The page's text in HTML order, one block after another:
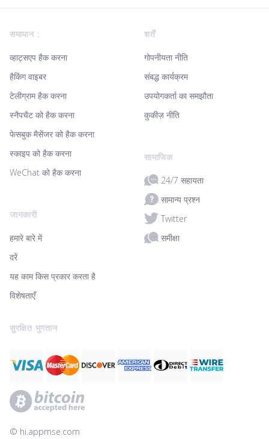
समाधान :
व्हाट्सएप हैक करना
हैकिंग वाइबर
टेलीग्राम हैक करना
स्नैपचैट को हैक करना
फेसबुक मैसेंजर को हैक करना
स्काइप को हैक करना
WeChat को हैक करना
जानकारी
हमारे बारे में
दरें
यह काम किस प्रकार करता है
विशेषताएँ
शर्तें
गोपनीयता नीति
संबद्ध कार्यक्रम
उपयोगकर्ता का समझौता
कुकीज़ नीति
सामाजिक
24/7 सहायता
सामान्य प्रश्न
Twitter
समीक्षा
सुरक्षित भुगतान
© ‌hi.appmse.com